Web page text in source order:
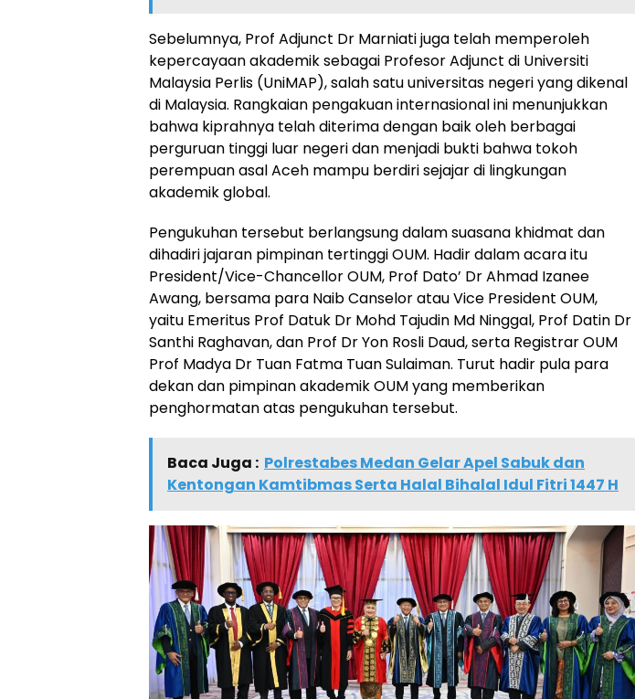
Sebelumnya, Prof Adjunct Dr Marniati juga telah memperoleh
kepercayaan akademik sebagai Profesor Adjunct di Universiti
Malaysia Perlis (UniMAP), salah satu universitas negeri yang dikenal
di Malaysia. Rangkaian pengakuan internasional ini menunjukkan
bahwa kiprahnya telah diterima dengan baik oleh berbagai
perguruan tinggi luar negeri dan menjadi bukti bahwa tokoh
perempuan asal Aceh mampu berdiri sejajar di lingkungan
akademik global.
Pengukuhan tersebut berlangsung dalam suasana khidmat dan
dihadiri jajaran pimpinan tertinggi OUM. Hadir dalam acara itu
President/Vice-Chancellor OUM, Prof Dato’ Dr Ahmad Izanee
Awang, bersama para Naib Canselor atau Vice President OUM,
yaitu Emeritus Prof Datuk Dr Mohd Tajudin Md Ninggal, Prof Datin Dr
Santhi Raghavan, dan Prof Dr Yon Rosli Daud, serta Registrar OUM
Prof Madya Dr Tuan Fatma Tuan Sulaiman. Turut hadir pula para
dekan dan pimpinan akademik OUM yang memberikan
penghormatan atas pengukuhan tersebut.
Baca Juga : Polrestabes Medan Gelar Apel Sabuk dan
Kentongan Kamtibmas Serta Halal Bihalal Idul Fitri 1447 H